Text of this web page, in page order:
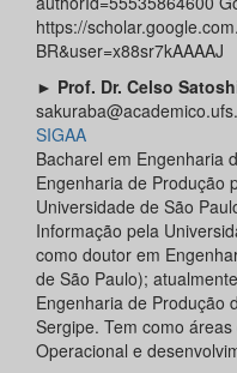
https://
BR&user=x88sr7kAAAAJ
► Prof. Dr. Celso
SIGAA
Bacharel em Engenharia
Engenharia de Produção
Universidade de São
Informação pela
como doutor em
de São Paulo);
Engenharia de Produção
Sergipe. Tem como
Operacional e